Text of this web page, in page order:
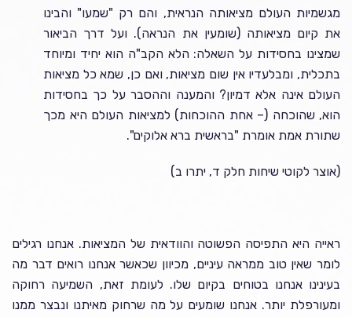
מגשמיות העולם מציאותה הנראית, והם רק "שמעו" והבינו
את קיום מציאותה (שומעין את הנראה). ועל דרך הביאור
שמצינו בחסידות על השאלה: הלא הקב"ה הוא יחיד ומיוחד
בתכלית, ומבלעדיו אין שום מציאות, ואם כן, שמא כל מציאות
העולם אינה אלא דמיון? והמענה וההסבר על כך בחסידות
הוא, שהוכחה (– אחת ההוכחות) למציאות העולם היא מכך
שתורת אמת אומרת "בראשית ברא אלוקים".
(אוצר לקוטי שיחות חלק ד, יתרו ב)
ראייה היא התפיסה הפשוטה והוודאית של המציאות. אנחנו רגילים
לומר שאין טוב ממראה עיניים, מכיוון שכאשר אנחנו רואים דבר מה
בעינינו אנחנו בטוחים בקיום שלו. לעומת זאת, השמיעה רחוקה
ומעורפלת יותר. אנחנו שומעים על מה שרחוק מאיתנו ונבצר ממנו